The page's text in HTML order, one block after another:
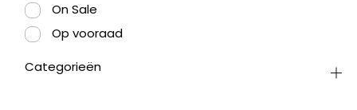
On Sale
Op vooraad
Categorieën